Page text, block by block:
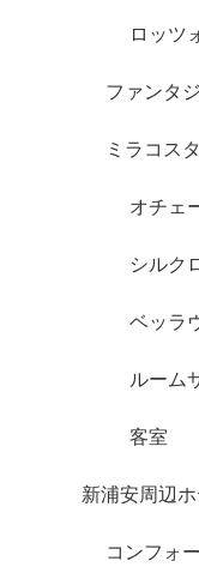
ロッツ
ファンタ
ミラコスタ
オチェ
シルク
ベッラ
ルーム
客室
新浦安周辺
コンフォ